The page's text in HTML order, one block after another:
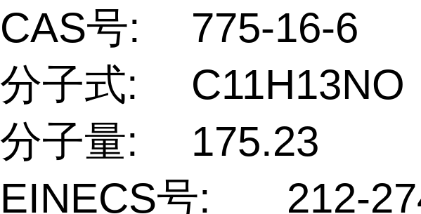
CAS号:
775-16-6
分子式:
C11H13NO
分子量:
175.23
EINECS号:
212-